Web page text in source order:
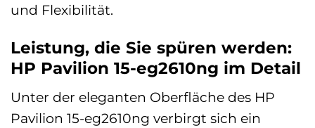
und Flexibilität.
Leistung, die Sie spüren werden:
HP Pavilion 15-eg2610ng im Detail
Unter der eleganten Oberfläche des HP
Pavilion 15-eg2610ng verbirgt sich ein